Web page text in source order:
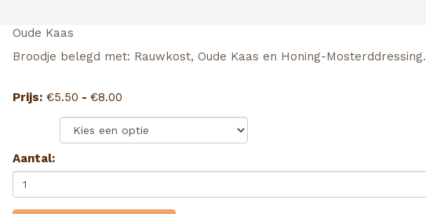
Oude Kaas
Broodje belegd met: Rauwkost, Oude Kaas en Honing-Mosterddressing.
Prijs: €5.50 - €8.00
tot
€8.00
Aantal: